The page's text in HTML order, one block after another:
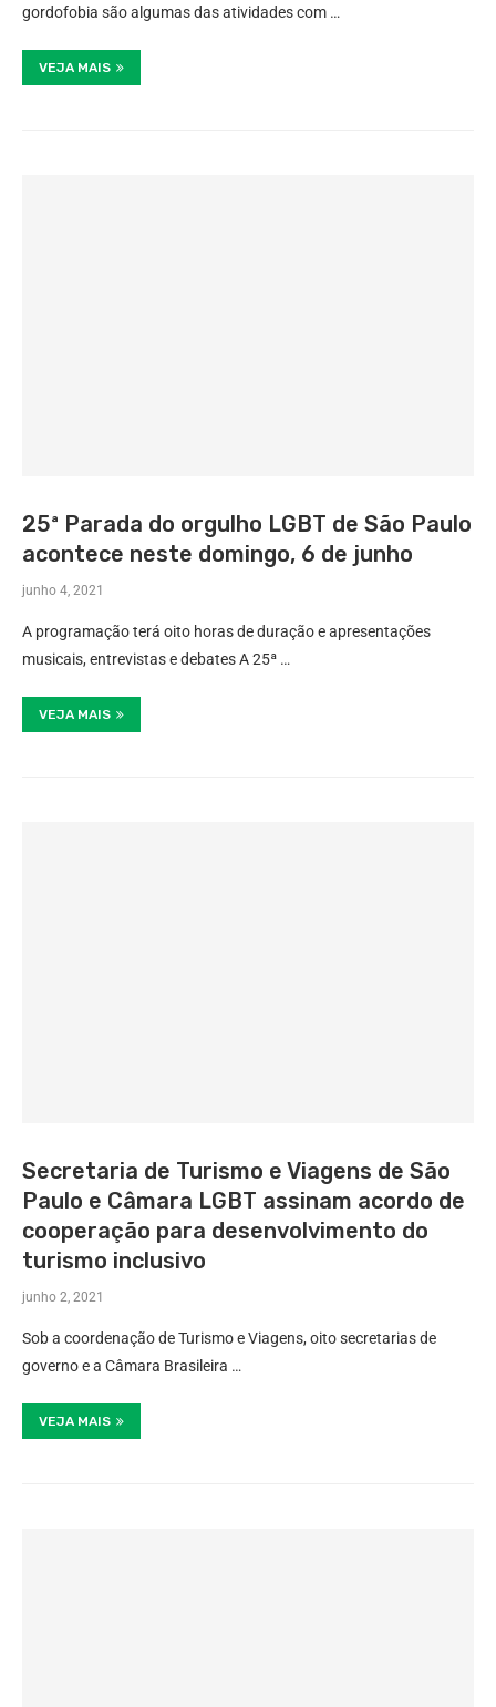
gordofobia são algumas das atividades com …
VEJA MAIS
25ª Parada do orgulho LGBT de São Paulo
acontece neste domingo, 6 de junho
junho 4, 2021
A programação terá oito horas de duração e apresentações
musicais, entrevistas e debates A 25ª …
VEJA MAIS
Secretaria de Turismo e Viagens de São
Paulo e Câmara LGBT assinam acordo de
cooperação para desenvolvimento do
turismo inclusivo
junho 2, 2021
Sob a coordenação de Turismo e Viagens, oito secretarias de
governo e a Câmara Brasileira …
VEJA MAIS